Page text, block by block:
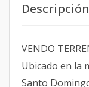
Descripción
VENDO
Ubicado en la
Santo